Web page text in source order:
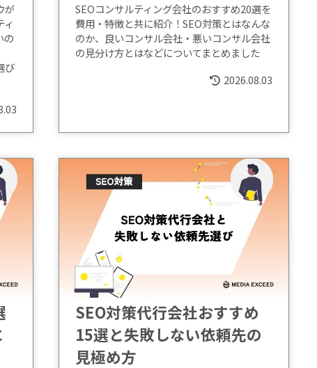
が
の
び
SEOコンサルティング会社のおすすめ20選を
費用・特徴と共に紹介！SEO対策とはなんな
のか、良いコンサル会社・悪いコンサル会社
の見分け方とはなどについてまとめました
2026.08.03
SEO対策代行会社おすすめ
15選と失敗しない依頼先の
見極め方